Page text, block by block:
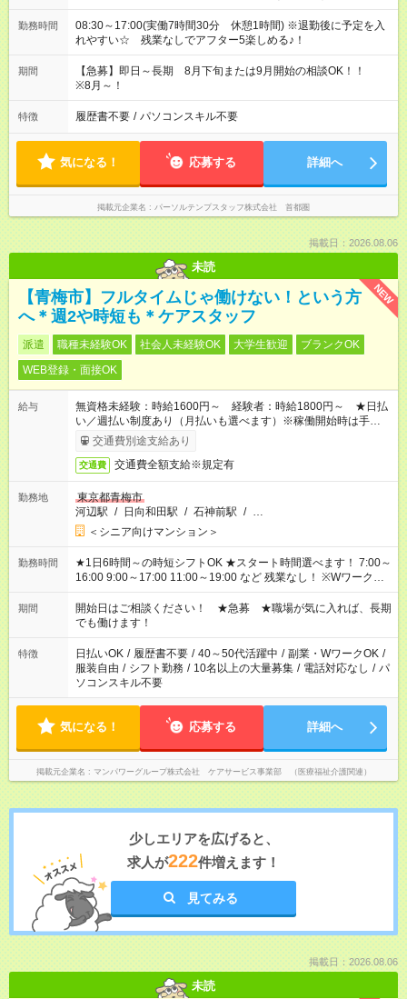
勤務時間
08:30～17:00(実働7時間30分 休憩1時間) ※退勤後に予定を入
れやすい☆ 残業なしでアフター5楽しめる♪！
期間
【急募】即日～長期 8月下旬または9月開始の相談OK！！
※8月～！
特徴 履歴書不要 / パソコンスキル不要
気になる！ 応募する 詳細へ
掲載元企業名 パーソルテンプスタッフ株式会社 首都圏
掲載日：2026.08.06
未読
NEW
【青梅市】フルタイムじゃ働けない！という方
へ＊週2や時短も＊ケアスタッフ
派遣 職種未経験OK 社会人未経験OK 大学生歓迎
ブランクOK
WEB登録・面接OK
給与
無資格未経験：時給1600円～ 経験者：時給1800円～ ★日払
い／週払い制度あり（月払いも選べます）※稼働開始時は手続き
完了次第のお支払いとなります。
交通費別途支給あり
交通費 交通費全額支給※規定有
勤務地
東京都青梅市
河辺駅 / 日向和田駅 / 石神前駅 / …
＜シニア向けマンション＞
勤務時間
★1日6時間～の時短シフトOK ★スタート時間選べます！ 7:00～
16:00 9:00～17:00 11:00～19:00 など 残業なし！ ※Wワークの
場合、他のお仕事と合わせ週40時間超の就業はご案内できませ
ん ※法令に基づき、週20時間以上勤務は社会保険への加入対象
となります ※労働者派遣法（日雇い派遣の原則禁止）により、
短時間・短期間の就業はご案内が難しい場合があります
期間
開始日はご相談ください！ ★急募 ★職場が気に入れば、長期
でも働けます！
特徴 日払いOK / 履歴書不要 / 40～50代活躍中 / 副業・WワークOK /
服装自由 / シフト勤務 / 10名以上の大量募集 / 電話対応なし / パ
ソコンスキル不要
気になる！ 応募する 詳細へ
掲載元企業名 マンパワーグループ株式会社 ケアサービス事業部 （医療福祉介護関連）
少しエリアを広げると、
求人が222件増えます！
見てみる
掲載日：2026.08.06
未読